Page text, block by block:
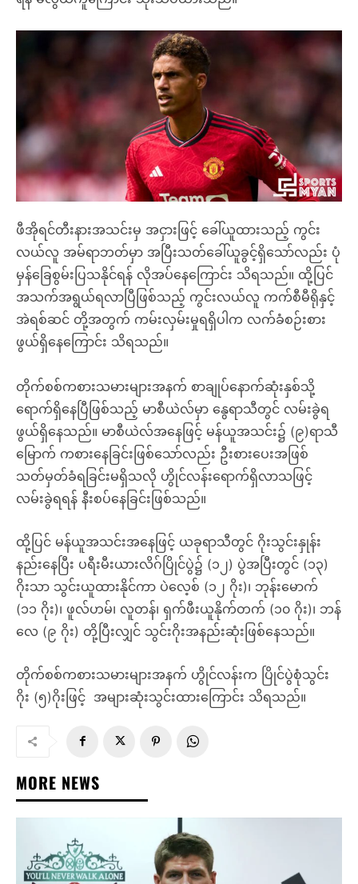
ဖီအိုရင်တီးနားအသင်းမှ အငှားဖြင့် ခေါ်ယူထားသည့် ကွင်း
လယ်လူ အမ်ရာဘတ်မှာ အပြီးသတ်ခေါ်ယူခွင့်ရှိသော်လည်း ပုံ
မှန်ခြေစွမ်းပြသနိုင်ရန် လိုအပ်နေကြောင်း သိရသည်။ ထို့ပြင်
အသက်အရွယ်ရလာပြီဖြစ်သည့် ကွင်းလယ်လူ ကက်စီမီရိုနှင့်
အဲရစ်ဆင် တို့အတွက် ကမ်းလှမ်းမှုရရှိပါက လက်ခံစဉ်းစား
ဖွယ်ရှိနေကြောင်း သိရသည်။
တိုက်စစ်ကစားသမားများအနက် စာချုပ်နောက်ဆုံးနှစ်သို့
ရောက်ရှိနေပြီဖြစ်သည့် မာစီယဲလ်မှာ နွေရာသီတွင် လမ်းခွဲရ
ဖွယ်ရှိနေသည်။ မာစီယဲလ်အနေဖြင့် မန်ယူအသင်း၌ (၉)ရာသီ
မြောက် ကစားနေခြင်းဖြစ်သော်လည်း ဦးစားပေးအဖြစ်
သတ်မှတ်ခံရခြင်းမရှိသလို ဟွိုင်လန်းရောက်ရှိလာသဖြင့်
လမ်းခွဲရရန် နီးစပ်နေခြင်းဖြစ်သည်။
ထို့ပြင် မန်ယူအသင်းအနေဖြင့် ယခုရာသီတွင် ဂိုးသွင်းနှုန်း
နည်းနေပြီး ပရီးမီးယားလိဂ်ပြိုင်ပွဲ၌ (၁၂) ပွဲအပြီးတွင် (၁၃)
ဂိုးသာ သွင်းယူထားနိုင်ကာ ပဲလေ့စ် (၁၂ ဂိုး)၊ ဘုန်းမောက်
(၁၁ ဂိုး)၊ ဖူလ်ဟမ်၊ လူတန်၊ ရှက်ဖီးယူနိုက်တက် (၁၀ ဂိုး)၊ ဘန်
လေ (၉ ဂိုး) တို့ပြီးလျှင် သွင်းဂိုးအနည်းဆုံးဖြစ်နေသည်။
တိုက်စစ်ကစားသမားများအနက် ဟွိုင်လန်းက ပြိုင်ပွဲစုံသွင်း
ဂိုး (၅)ဂိုးဖြင့် အများဆုံးသွင်းထားကြောင်း သိရသည်။
MORE NEWS